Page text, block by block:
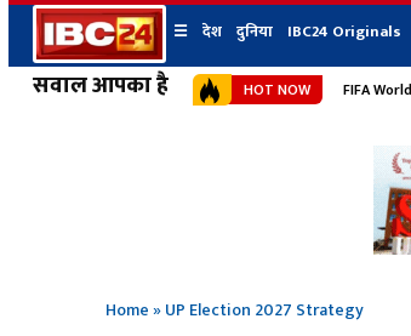
सवाल आपका है
☰ देश दुनिया IBC24 Originals
देश प्रदेश न्यूज
हिमाचल प्रदेश न्यूज
शहर दुनिया
HOT NOW FIFA
Home»UP Election 2027 Strategy